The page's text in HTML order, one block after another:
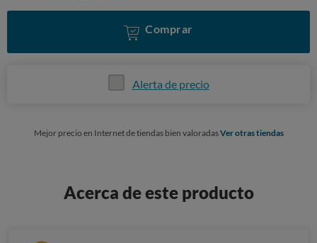
Comprar
Alerta de precio
Mejor precio en Internet de tiendas bien valoradasVer otras tiendas
Acerca de este producto